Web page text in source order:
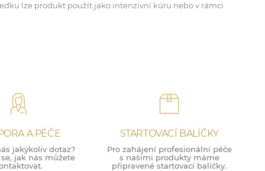
lze produkt použít jako intenzivní kúru nebo v rámci
A PÉČE
jakýkoliv dotaz?
jak nás můžete
STARTOVACÍ BALÍČKY
Pro zahájení profesionální péče
s našimi produkty máme
připravené startovací balíčky.